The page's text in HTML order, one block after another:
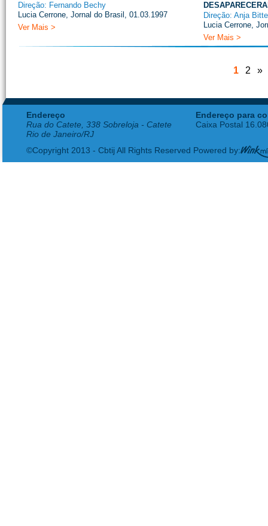
Direção: Fernando Bechy
Lucia Cerrone, Jornal do Brasil, 01.03.1997
Ver Mais >
Direção: Anja
Lucia Cerrone,
Ver Mais >
1 2 »
Endereço
Rua do Catete, 338 Sobreloja - Catete
Rio de Janeiro/RJ
Endereço para
Caixa Postal
©Copyright 2013 - Cbtij All Rights Reserved Powered by: